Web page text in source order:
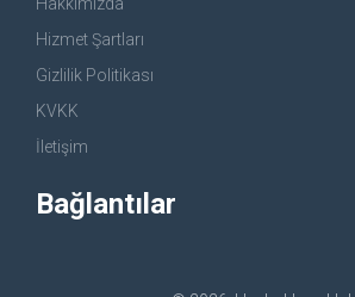
Hizmet Şartları
Gizlilik Politikası
KVKK
İletişim
Bağlantılar